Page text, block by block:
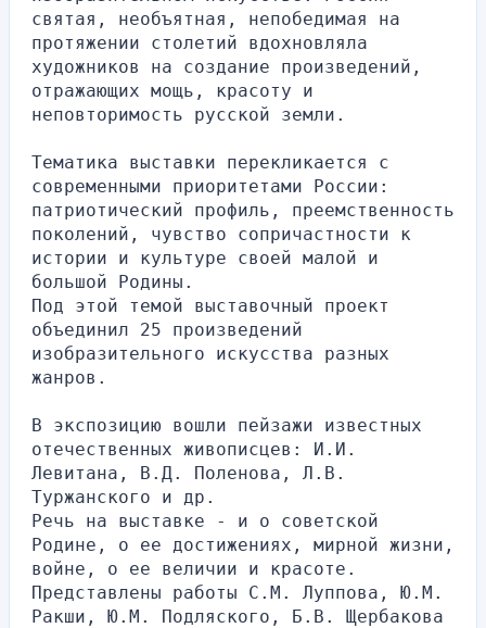
святая, необъятная, непобедимая на
протяжении столетий вдохновляла
художников на создание произведений,
отражающих мощь, красоту и
неповторимость русской земли.
Тематика выставки перекликается с
современными приоритетами России:
патриотический профиль, преемственность
поколений, чувство сопричастности к
истории и культуре своей малой и
большой Родины.
Под этой темой выставочный проект
объединил 25 произведений
изобразительного искусства разных
жанров.
В экспозицию вошли пейзажи известных
отечественных живописцев: И.И.
Левитана, В.Д. Поленова, Л.В.
Туржанского и др.
Речь на выставке - и о советской
Родине, о ее достижениях, мирной жизни,
войне, о ее величии и красоте.
Представлены работы С.М. Луппова, Ю.М.
Ракши, Ю.М. Подляского, Б.В. Щербакова